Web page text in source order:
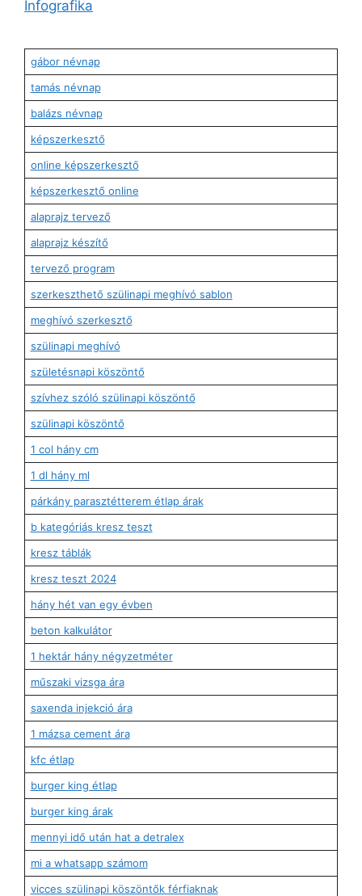
Infografika
gábor névnap
tamás névnap
balázs névnap
képszerkesztő
online képszerkesztő
képszerkesztő online
alaprajz tervező
alaprajz készítő
tervező program
szerkeszthető szülinapi meghívó sablon
meghívó szerkesztő
szülinapi meghívó
születésnapi köszöntő
szívhez szóló szülinapi köszöntő
szülinapi köszöntő
1 col hány cm
1 dl hány ml
párkány parasztétterem étlap árak
b kategóriás kresz teszt
kresz táblák
kresz teszt 2024
hány hét van egy évben
beton kalkulátor
1 hektár hány négyzetméter
műszaki vizsga ára
saxenda injekció ára
1 mázsa cement ára
kfc étlap
burger king étlap
burger king árak
mennyi idő után hat a detralex
mi a whatsapp számom
vicces szülinapi köszöntők férfiaknak